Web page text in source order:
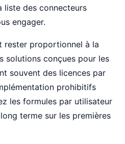
liste des connecteurs
engager.
rester proportionnel à la
solutions conçues pour les
souvent des licences par
prohibitifs
les formules par utilisateur
terme sur les premières